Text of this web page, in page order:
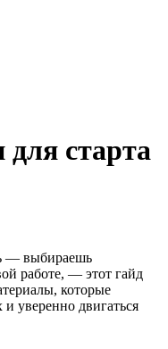
старта
— выбираешь
работе, — этот гайд
которые
и уверенно двигаться